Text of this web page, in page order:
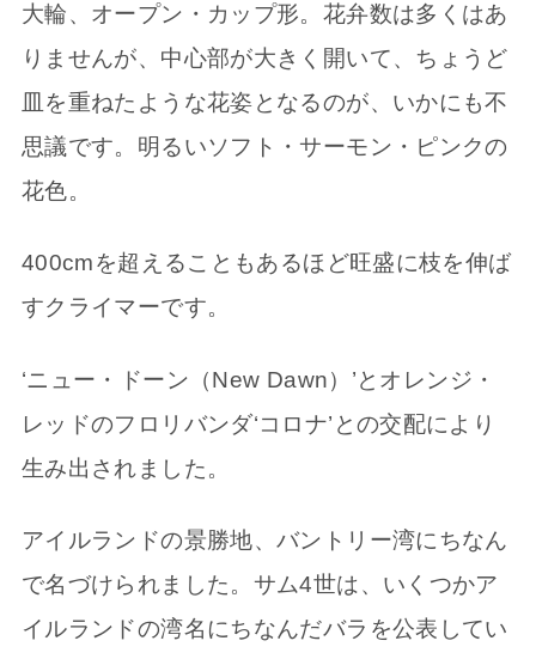
大輪、オープン・カップ形。花弁数は多くはあ
りませんが、中心部が大きく開いて、ちょうど
皿を重ねたような花姿となるのが、いかにも不
思議です。明るいソフト・サーモン・ピンクの
花色。
400cmを超えることもあるほど旺盛に枝を伸ば
すクライマーです。
‘ニュー・ドーン（New Dawn）’とオレンジ・
レッドのフロリバンダ‘コロナ’との交配により
生み出されました。
アイルランドの景勝地、バントリー湾にちなん
で名づけられました。サム4世は、いくつかア
イルランドの湾名にちなんだバラを公表してい